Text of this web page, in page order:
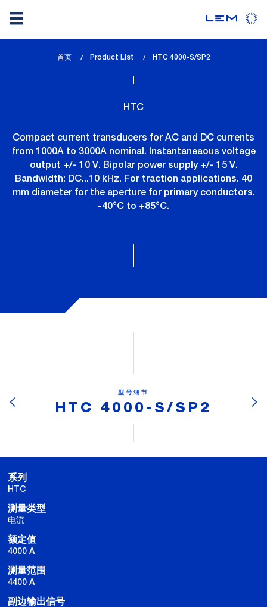
首页 Product List
lem_current_page
HTC 4000-S/SP2
HTC
Compact current transducers for AC and DC currents
from 1000A to 3000A nominal. Instantaneaous voltage
output +/- 10 V. Bipolar power supply +/- 15 V.
Bandwidth: DC...10 kHz. For traction applications. 40
mm diameter for the aperture for primary conductors.
-40°C to +85°C.
型号细节
HTC 4000-S/SP2
系列
HTC
测量类型
电流
额定值
4000 A
测量范围
4400 A
副边输出信号